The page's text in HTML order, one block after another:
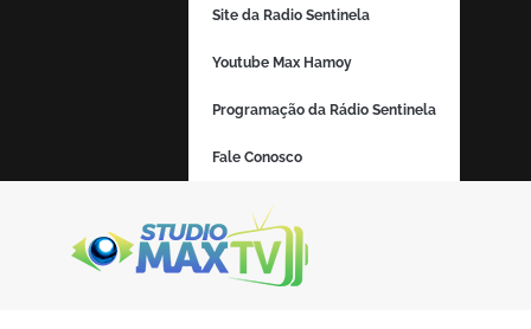
Site da Radio Sentinela
Youtube Max Hamoy
Programação da Rádio Sentinela
Fale Conosco